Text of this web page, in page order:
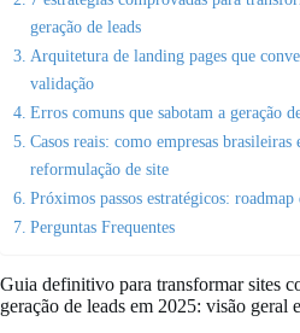
geração de leads
Arquitetura de landing pages que
validação
Erros comuns que sabotam a geração
Casos reais: como empresas brasileiras
reformulação de site
Próximos passos estratégicos:
Perguntas Frequentes
Guia definitivo para transformar sites
geração de leads em 2025: visão geral